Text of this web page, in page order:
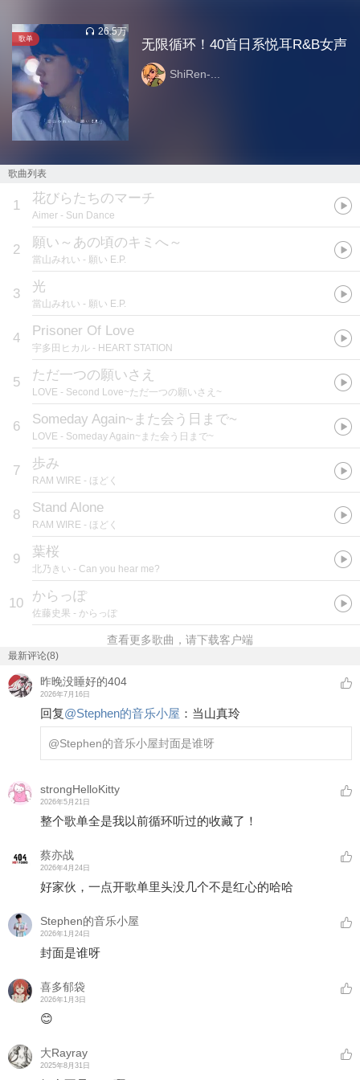
歌单
26.5万
无限循环！40首日系悦耳R&B女声
ShiRen-...
歌曲列表
1 花びらたちのマーチ
Aimer - Sun Dance
2 願い～あの頃のキミへ～
當山みれい - 願い E.P.
3 光
當山みれい - 願い E.P.
4 Prisoner Of Love
宇多田ヒカル - HEART STATION
5 ただ一つの願いさえ
LOVE - Second Love~ただ一つの願いさえ~
6 Someday Again~また会う日まで~
LOVE - Someday Again~また会う日まで~
7 歩み
RAM WIRE - ほどく
8 Stand Alone
RAM WIRE - ほどく
9 葉桜
北乃きい - Can you hear me?
10 からっぽ
佐藤史果 - からっぽ
查看更多歌曲，请下载客户端
最新评论(8)
昨晚没睡好的404
2026年7月16日
回复@Stephen的音乐小屋 ： 当山真玲
@Stephen的音乐小屋封面是谁呀
strongHelloKitty
2026年5月21日
整个歌单全是我以前循环听过的收藏了！
蔡亦战
2026年4月24日
好家伙，一点开歌单里头没几个不是红心的哈哈
Stephen的音乐小屋
2026年1月24日
封面是谁呀
喜多郁袋
2026年1月3日
😊
大Rayray
2025年8月31日